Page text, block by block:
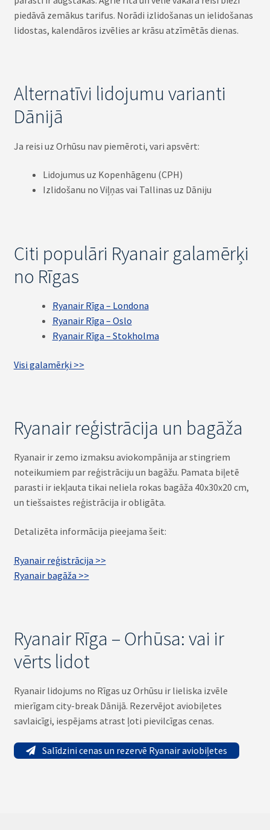
piedāvā zemākus tarifus. Norādi izlidošanas un ielidošanas
lidostas, kalendāros izvēlies ar krāsu atzīmētās dienas.
Alternatīvi lidojumu varianti
Dānijā
Ja reisi uz Orhūsu nav piemēroti, vari apsvērt:
Lidojumus uz Kopenhāgenu (CPH)
Izlidošanu no Viļņas vai Tallinas uz Dāniju
Citi populāri Ryanair galamērķi
no Rīgas
Ryanair Rīga – Londona
Ryanair Rīga – Oslo
Ryanair Rīga – Stokholma
Visi galamērķi >>
Ryanair reģistrācija un bagāža
Ryanair ir zemo izmaksu aviokompānija ar stingriem
noteikumiem par reģistrāciju un bagāžu. Pamata biļetē
parasti ir iekļauta tikai neliela rokas bagāža 40x30x20 cm,
un tiešsaistes reģistrācija ir obligāta.
Detalizēta informācija pieejama šeit:
Ryanair reģistrācija >>
Ryanair bagāža >>
Ryanair Rīga – Orhūsa: vai ir
vērts lidot
Ryanair lidojums no Rīgas uz Orhūsu ir lieliska izvēle
mierīgam city-break Dānijā. Rezervējot aviobiļetes
savlaicīgi, iespējams atrast ļoti pievilcīgas cenas.
Salīdzini cenas un rezervē Ryanair aviobiļetes